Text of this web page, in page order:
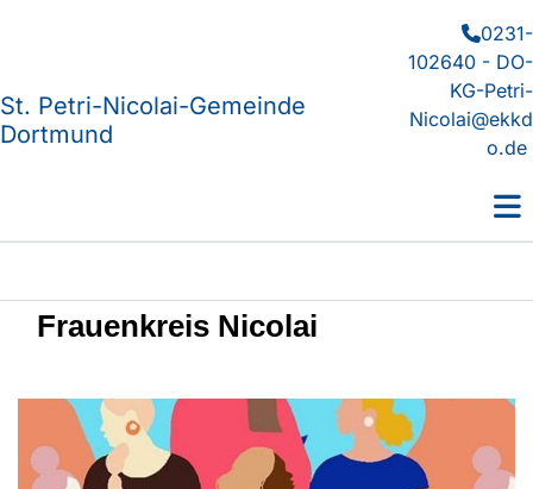
St. Petri-Nicolai-Gemeinde
Dortmund
0231-
102640 - DO-
KG-Petri-
Nicolai@ekkd
o.de
Frauenkreis Nicolai